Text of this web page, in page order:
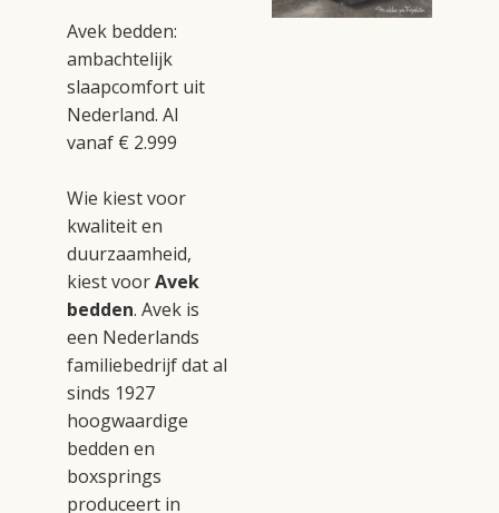
Avek bedden:
ambachtelijk
slaapcomfort uit
Nederland. Al
vanaf € 2.999
Wie kiest voor
kwaliteit en
duurzaamheid,
kiest voorAvek
bedden. Avek is
een Nederlands
familiebedrijf dat al
sinds 1927
hoogwaardige
bedden en
boxsprings
produceert in